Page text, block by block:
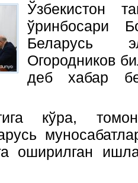
Ўзбекистон
ўринбосари
Беларусь
Огородников
деб хабар
кўра,
оширилган